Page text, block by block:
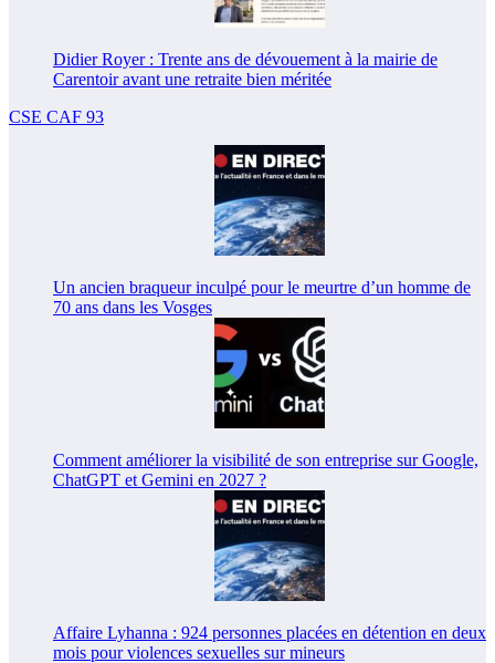
Didier Royer : Trente ans de dévouement à la mairie de
Carentoir avant une retraite bien méritée
CSE CAF 93
Un ancien braqueur inculpé pour le meurtre d’un homme de
70 ans dans les Vosges
Comment améliorer la visibilité de son entreprise sur Google,
ChatGPT et Gemini en 2027 ?
Affaire Lyhanna : 924 personnes placées en détention en deux
mois pour violences sexuelles sur mineurs